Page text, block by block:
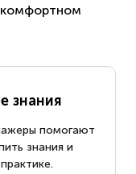
комфортном
знания
помогают
знания и